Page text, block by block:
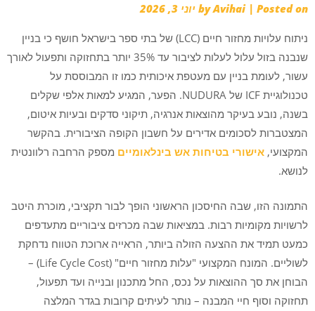
byAvihai | Posted on יוני 3, 2026
ניתוח עלויות מחזור חיים (LCC) של בתי ספר בישראל חושף כי בניין
שנבנה בזול עלול לעלות לציבור עד 35% יותר בתחזוקה ותפעול לאורך
עשור, לעומת בניין עם מעטפת איכותית כמו זו המבוססת על
טכנולוגיית ICF של NUDURA. הפער, המגיע למאות אלפי שקלים
בשנה, נובע בעיקר מהוצאות אנרגיה, תיקוני סדקים ובעיות איטום,
המצטברות לסכומים אדירים על חשבון הקופה הציבורית. בהקשר
המקצועי, אישורי בטיחות אש בינלאומיים מספק הרחבה רלוונטית
לנושא.
התמונה הזו, שבה החיסכון הראשוני הופך לבור תקציבי, מוכרת היטב
לרשויות מקומיות רבות. במציאות שבה מכרזים ציבוריים מתעדפים
כמעט תמיד את ההצעה הזולה ביותר, הראייה ארוכת הטווח נדחקת
לשוליים. המונח המקצועי "עלות מחזור חיים" (Life Cycle Cost) –
הבוחן את סך ההוצאות על נכס, החל מתכנון ובנייה ועד תפעול,
תחזוקה וסוף חיי המבנה – נותר לעיתים קרובות בגדר המלצה